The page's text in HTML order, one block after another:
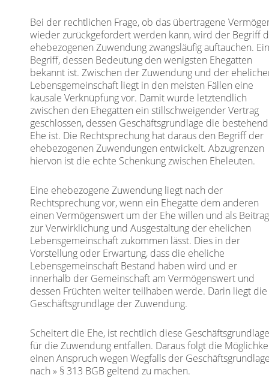
Bei der rechtlichen Frage, ob das übertragene
wieder zurückgefordert werden kann, wird der Begriff
ehebezogenen Zuwendung zwangsläufig auftauchen.
Begriff, dessen Bedeutung den wenigsten Ehegatten
bekannt ist. Zwischen der Zuwendung und der
Lebensgemeinschaft liegt in den meisten Fällen eine
kausale Verknüpfung vor. Damit wurde letztendlich
zwischen den Ehegatten ein stillschweigender Vertrag
geschlossen, dessen Geschäftsgrundlage die
Ehe ist. Die Rechtsprechung hat daraus den Begriff der
ehebezogenen Zuwendungen entwickelt. Abzugrenzen
hiervon ist die echte Schenkung zwischen Eheleuten.
Eine ehebezogene Zuwendung liegt nach der
Rechtsprechung vor, wenn ein Ehegatte dem anderen
einen Vermögenswert um der Ehe willen und als Beitrag
zur Verwirklichung und Ausgestaltung der ehelichen
Lebensgemeinschaft zukommen lässt. Dies in der
Vorstellung oder Erwartung, dass die eheliche
Lebensgemeinschaft Bestand haben wird und er
innerhalb der Gemeinschaft am Vermögenswert und
dessen Früchten weiter teilhaben werde. Darin liegt die
Geschäftsgrundlage der Zuwendung.
Scheitert die Ehe, ist rechtlich diese
für die Zuwendung entfallen. Daraus folgt die
einen Anspruch wegen Wegfalls der
nach § 313 BGB geltend zu machen.